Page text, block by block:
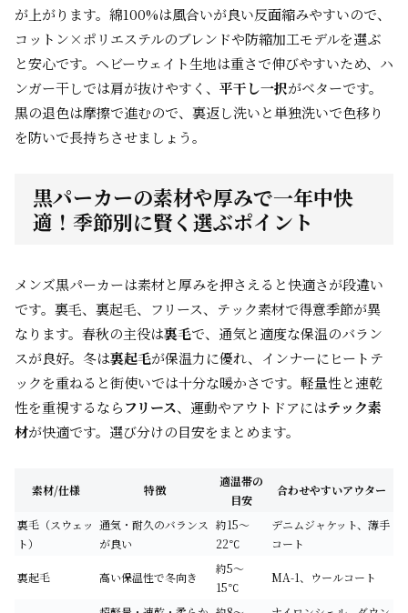
が上がります。綿100%は風合いが良い反面縮みやすいので、
コットン×ポリエステルのブレンドや防縮加工モデルを選ぶ
と安心です。ヘビーウェイト生地は重さで伸びやすいため、ハ
ンガー干しでは肩が抜けやすく、 平干し一択がベターです。
黒の退色は摩擦で進むので、裏返し洗いと単独洗いで色移り
を防いで長持ちさせましょう。
黒パーカーの素材や厚みで一年中快
適！季節別に賢く選ぶポイント
メンズ黒パーカーは素材と厚みを押さえると快適さが段違い
です。裏毛、裏起毛、フリース、テック素材で得意季節が異
なります。春秋の主役は裏毛で、通気と適度な保温のバラン
スが良好。冬は裏起毛が保温力に優れ、インナーにヒートテ
ックを重ねると街使いでは十分な暖かさです。軽量性と速乾
性を重視するならフリース、運動やアウトドアにはテック素
材が快適です。選び分けの目安をまとめます。
素材/仕様 特徴
適温帯の
目安
合わせやすいアウター
裏毛（スウェッ
ト）
通気・耐久のバランス
が良い
約15〜
22℃
デニムジャケット、薄手
コート
裏起毛 高い保温性で冬向き
約5〜
15℃
MA-1、ウールコート